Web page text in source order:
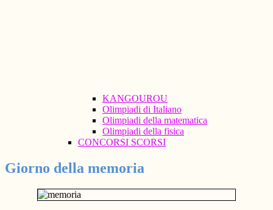
KANGOUROU
Olimpiadi di Italiano
Olimpiadi della matematica
Olimpiadi della fisica
CONCORSI SCORSI
Giorno della memoria